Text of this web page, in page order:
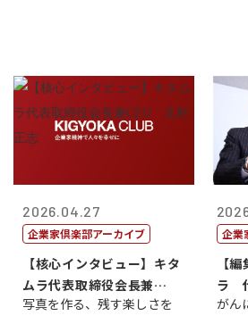
2026.04.27
企業家倶楽部アーカイブ
【核心インタビュー】キタ
ムラ代表取締役会長兼
CEO 北村正志
写真を作る、残す楽しさを
企業
【
ラ
一郎
がん